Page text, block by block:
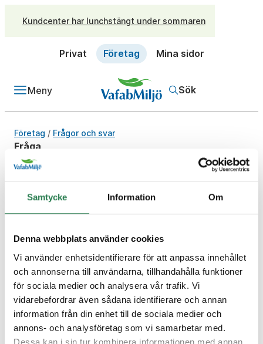
Samtycke Information Om
Denna webbplats använder cookies
Vi använder enhetsidentifierare för att anpassa innehållet
och annonserna till användarna, tillhandahålla funktioner
för sociala medier och analysera vår trafik. Vi
vidarebefordrar även sådana identifierare och annan
information från din enhet till de sociala medier och
annons- och analysföretag som vi samarbetar med.
Dessa kan i sin tur kombinera informationen med annan
Kundcenter har lunchstängt under sommaren
Privat Företag Mina sidor
Meny Sök
Företag / Frågor och svar
Fråga
Varför har ni en
viktbegränsning på max
3,5 ton för fordon som
besöker återbruket?
På Återbruket gäller en viktbegränsning om 3,5 ton.
Med detta menar vi alltså att om du använder ett
fordon som har en tjänstevikt som är högre än 3,5
ton så är återbruket inte den plats du kan lämna
avfall på. Då hänvisar vi istället till våra